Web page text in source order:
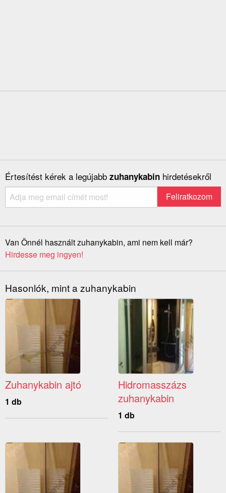
Értesítést kérek a legújabb zuhanykabin hirdetésekről
Van Önnél használt zuhanykabin, ami nem kell már?
Hirdesse meg ingyen!
Hasonlók, mint a zuhanykabin
Zuhanykabin ajtó
1 db
Hidromasszázs
zuhanykabin
1 db